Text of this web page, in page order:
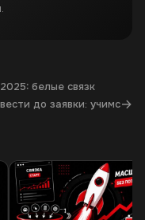
белые связк
до заявки: учимс→